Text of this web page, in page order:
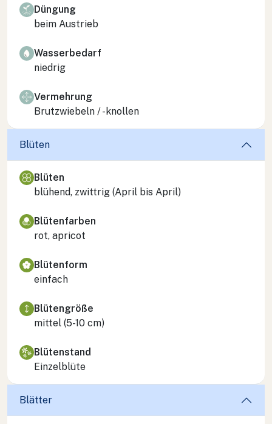
Düngung
beim Austrieb
Wasserbedarf
niedrig
Vermehrung
Brutzwiebeln / -knollen
Blüten
Blüten
blühend, zwittrig (April bis April)
Blütenfarben
rot, apricot
Blütenform
einfach
Blütengröße
mittel (5-10 cm)
Blütenstand
Einzelblüte
Blätter